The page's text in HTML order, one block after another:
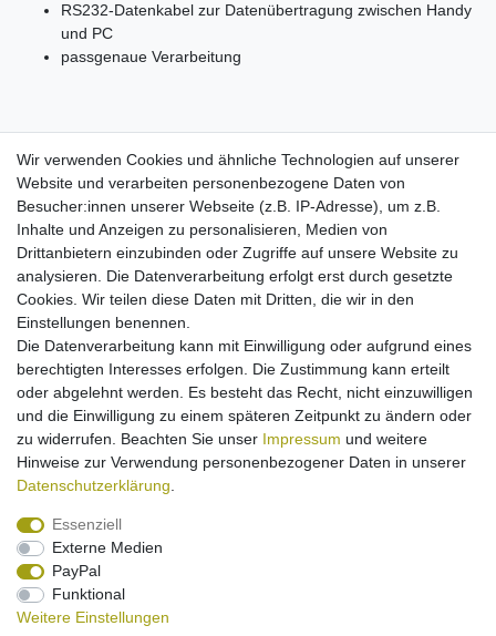
RS232-Datenkabel zur Datenübertragung zwischen Handy
und PC
passgenaue Verarbeitung
Könnte Sie interessieren:
Kfz-Ladekabel (Kabelrolle) für Samsung SGH-
A200 A300 A388 A400 A800 C100 C200N C210
D410 D500 D600 D710 E100 E300 E310 E330
11,95 € *
In den Warenkorb
*inkl. ges. MwSt.
Kfz-Ladekabel für Samsung SGH- A200 A300
A388 A400 A800 C100 C200N C210 D410 D500
D600 D710 E100 E300 E310 E330 E340 E350 E370
7,95 € *
Artikel anzeigen
Impressum Daten­schutz­erklärung
Wir verwenden Cookies und ähnliche Technologien auf unserer
Website und verarbeiten personenbezogene Daten von
Besucher:innen unserer Webseite (z.B. IP-Adresse), um z.B.
Inhalte und Anzeigen zu personalisieren, Medien von
Drittanbietern einzubinden oder Zugriffe auf unsere Website zu
analysieren. Die Datenverarbeitung erfolgt erst durch gesetzte
Cookies. Wir teilen diese Daten mit Dritten, die wir in den
Einstellungen benennen.
Die Datenverarbeitung kann mit Einwilligung oder aufgrund eines
berechtigten Interesses erfolgen. Die Zustimmung kann erteilt
oder abgelehnt werden. Es besteht das Recht, nicht einzuwilligen
und die Einwilligung zu einem späteren Zeitpunkt zu ändern oder
zu widerrufen. Beachten Sie unser Impressum und weitere
Hinweise zur Verwendung personenbezogener Daten in unserer
Daten­schutz­erklärung
Essenziell
Externe Medien
PayPal
Funktional
Weitere Einstellungen